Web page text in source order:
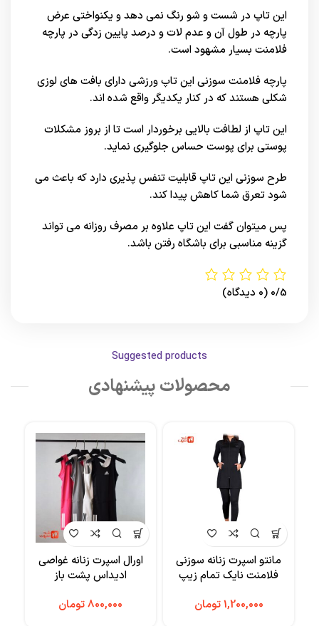
این تاپ در شست و شو رنگ نمی دهد و یکنواختی عرض
پارچه در طول آن و عدم لات و درصد پایین زدگی در پارچه
فلامنت بسیار مشهود است.
پارچه فلامنت سوزنی این تاپ ورزشی دارای بافت‌ های لوزی
شکلی هستند که در کنار یکدیگر واقع شده اند.
این تاپ از لطافت بالایی برخوردار است تا از بروز مشکلات
پوستی برای پوست حساس جلوگیری نماید.
طرح سوزنی این تاپ قابلیت تنفس پذیری دارد که باعث می
شود تعرق شما کاهش پیدا کند.
پس میتوان گفت این تاپ علاوه بر مصرف روزانه می تواند
گزینه مناسبی برای باشگاه رفتن باشد.
0/5 (0 دیدگاه)
Suggested products
محصولات پیشنهادی
مانتو اسپرت زنانه سوزنی
فلامنت نایک تمام زیپ
تومان
اورال اسپرت زنانه غواصی
ادیداس پشت باز
تومان